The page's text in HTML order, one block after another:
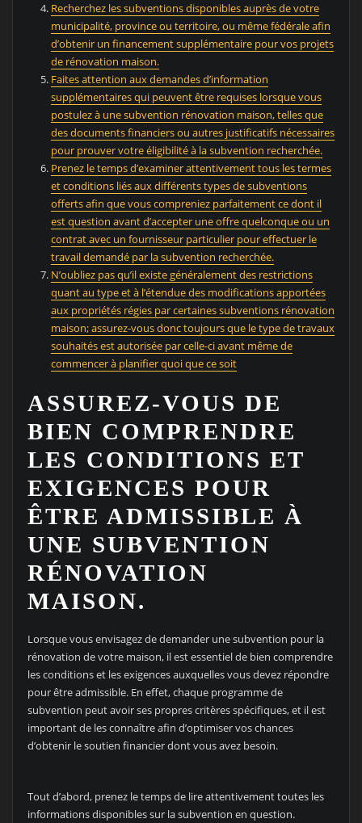
Recherchez les subventions disponibles auprès de votre
municipalité, province ou territoire, ou même fédérale afin
d’obtenir un financement supplémentaire pour vos projets
de rénovation maison.
Faites attention aux demandes d’information
supplémentaires qui peuvent être requises lorsque vous
postulez à une subvention rénovation maison, telles que
des documents financiers ou autres justificatifs nécessaires
pour prouver votre éligibilité à la subvention recherchée.
Prenez le temps d’examiner attentivement tous les termes
et conditions liés aux différents types de subventions
offerts afin que vous compreniez parfaitement ce dont il
est question avant d’accepter une offre quelconque ou un
contrat avec un fournisseur particulier pour effectuer le
travail demandé par la subvention recherchée.
N’oubliez pas qu’il existe généralement des restrictions
quant au type et à l’étendue des modifications apportées
aux propriétés régies par certaines subventions rénovation
maison; assurez-vous donc toujours que le type de travaux
souhaités est autorisée par celle-ci avant même de
commencer à planifier quoi que ce soit
ASSUREZ-VOUS DE
BIEN COMPRENDRE
LES CONDITIONS ET
EXIGENCES POUR
ÊTRE ADMISSIBLE À
UNE SUBVENTION
RÉNOVATION
MAISON.
Lorsque vous envisagez de demander une subvention pour la
rénovation de votre maison, il est essentiel de bien comprendre
les conditions et les exigences auxquelles vous devez répondre
pour être admissible. En effet, chaque programme de
subvention peut avoir ses propres critères spécifiques, et il est
important de les connaître afin d’optimiser vos chances
d’obtenir le soutien financier dont vous avez besoin.
Tout d’abord, prenez le temps de lire attentivement toutes les
informations disponibles sur la subvention en question.